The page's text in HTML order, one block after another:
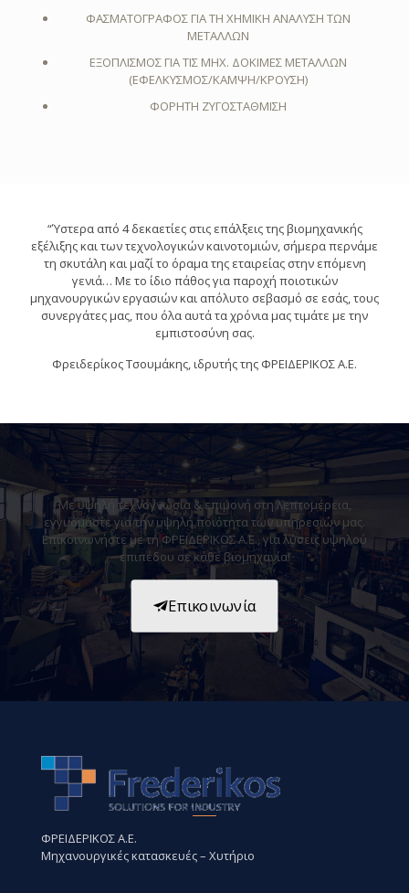
ΦΑΣΜΑΤΟΓΡΑΦΟΣ ΓΙΑ ΤΗ ΧΗΜΙΚΗ ΑΝΑΛΥΣΗ ΤΩΝ
ΜΕΤΑΛΛΩΝ
ΕΞΟΠΛΙΣΜΟΣ ΓΙΑ ΤΙΣ ΜΗΧ. ΔΟΚΙΜΕΣ ΜΕΤΑΛΛΩΝ
(ΕΦΕΛΚΥΣΜΟΣ/ΚΑΜΨΗ/ΚΡΟΥΣΗ)
ΦΟΡΗΤΗ ΖΥΓΟΣΤΑΘΜΙΣΗ
“Ύστερα από 4 δεκαετίες στις επάλξεις της βιομηχανικής
εξέλιξης και των τεχνολογικών καινοτομιών, σήμερα περνάμε
τη σκυτάλη και μαζί το όραμα της εταιρείας στην επόμενη
γενιά… Με το ίδιο πάθος για παροχή ποιοτικών
μηχανουργικών εργασιών και απόλυτο σεβασμό σε εσάς, τους
συνεργάτες μας, που όλα αυτά τα χρόνια μας τιμάτε με την
εμπιστοσύνη σας.
Φρειδερίκος Τσουμάκης, ιδρυτής της ΦΡΕΙΔΕΡΙΚΟΣ Α.Ε.
Με υψηλή τεχνογνωσία & επιμονή στη λεπτομέρεια,
εγγυόμαστε για την υψηλή ποιότητα των υπηρεσιών μας.
Επικοινωνήστε με τη ΦΡΕΙΔΕΡΙΚΟΣ Α.Ε., για λύσεις υψηλού
επιπέδου σε κάθε βιομηχανία!
Επικοινωνία
ΦΡΕΙΔΕΡΙΚΟΣ Α.Ε.
Μηχανουργικές κατασκευές – Χυτήριο